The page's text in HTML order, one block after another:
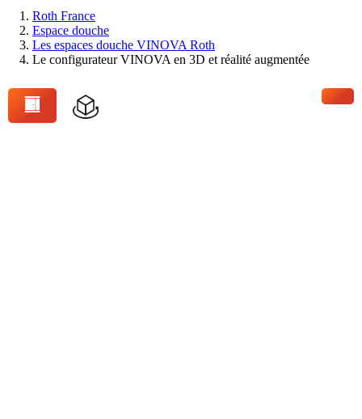
Vous
êtes
Roth France
Espace douche
Les espaces douche VINOVA Roth
Le configurateur VINOVA en 3D et réalité augmentée